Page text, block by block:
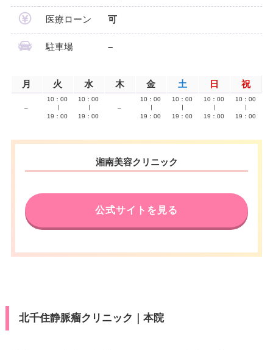
医療ローン 可
駐車場 –
月 火 水 木 金 土 日 祝
–
10：00
19：00
10：00
19：00
–
10：00
19：00
10：00
19：00
10：00
19：00
10：00
19：00
湘南美容クリニック
公式サイトを見る
北千住静脈瘤クリニック｜本院